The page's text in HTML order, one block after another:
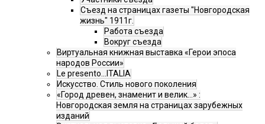
Cъезд на страницах газеты "Новгородская
жизнь" 1911г.
Работа съезда
Вокруг съезда
Виртуальная книжная выставка «Герои эпоса
народов России»
Le presento...ITALIA
Искусство. Стиль нового поколения
«Город древен, знаменит и велик…» :
Новгородская земля на страницах зарубежных
изданий